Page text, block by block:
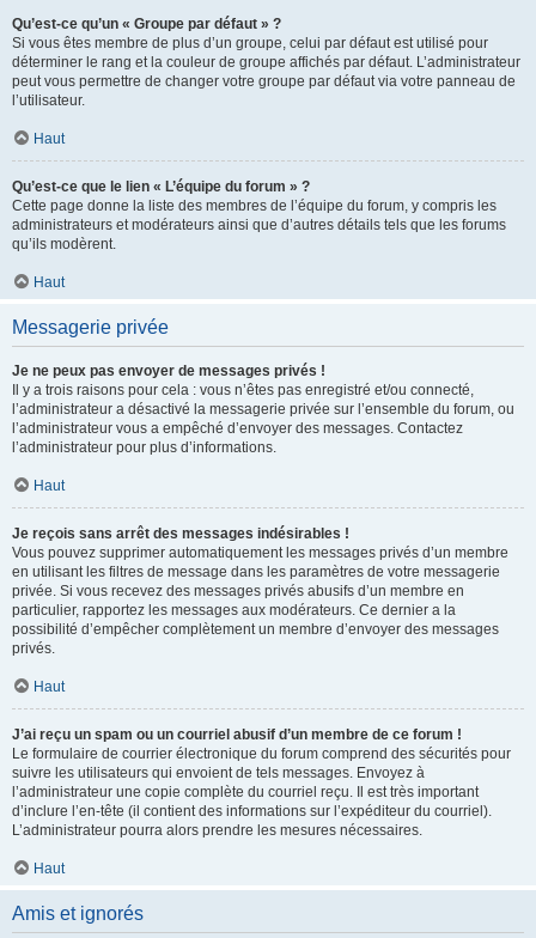
Qu’est-ce qu’un « Groupe par défaut » ?
Si vous êtes membre de plus d’un groupe, celui par défaut est utilisé pour
déterminer le rang et la couleur de groupe affichés par défaut. L’administrateur
peut vous permettre de changer votre groupe par défaut via votre panneau de
l’utilisateur.
Haut
Qu’est-ce que le lien « L’équipe du forum » ?
Cette page donne la liste des membres de l’équipe du forum, y compris les
administrateurs et modérateurs ainsi que d’autres détails tels que les forums
qu’ils modèrent.
Haut
Messagerie privée
Je ne peux pas envoyer de messages privés !
Il y a trois raisons pour cela : vous n’êtes pas enregistré et/ou connecté,
l’administrateur a désactivé la messagerie privée sur l’ensemble du forum, ou
l’administrateur vous a empêché d’envoyer des messages. Contactez
l’administrateur pour plus d’informations.
Haut
Je reçois sans arrêt des messages indésirables !
Vous pouvez supprimer automatiquement les messages privés d’un membre
en utilisant les filtres de message dans les paramètres de votre messagerie
privée. Si vous recevez des messages privés abusifs d’un membre en
particulier, rapportez les messages aux modérateurs. Ce dernier a la
possibilité d’empêcher complètement un membre d’envoyer des messages
privés.
Haut
J’ai reçu un spam ou un courriel abusif d’un membre de ce forum !
Le formulaire de courrier électronique du forum comprend des sécurités pour
suivre les utilisateurs qui envoient de tels messages. Envoyez à
l’administrateur une copie complète du courriel reçu. Il est très important
d’inclure l’en-tête (il contient des informations sur l’expéditeur du courriel).
L’administrateur pourra alors prendre les mesures nécessaires.
Haut
Amis et ignorés